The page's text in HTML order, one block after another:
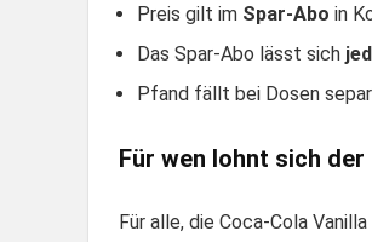
Preis gilt im Spar-Abo in
Das Spar-Abo lässt sich
Pfand fällt bei Dosen
Für wen lohnt sich der
Für alle, die Coca-Cola